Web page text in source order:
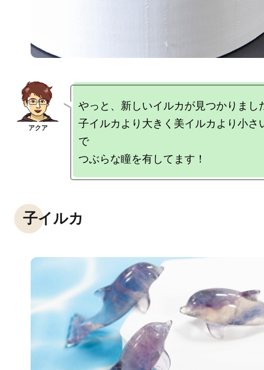
やっと、新しいイルカが見つかりまし
子イルカより大きく美イルカより小さ
で
子イルカ